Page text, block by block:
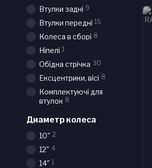
Втулки задні 9
Втулки передні 15
Колеса в сборі 8
Ніпелі 1
Обідна стрічка 30
Ексцентрики, вісі 8
Комплектуючі для
втулок 8
Диаметр колеса
10" 2
12" 4
14" 1